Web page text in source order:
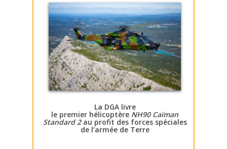
La DGA livre
le premier hélicoptère NH90 Caïman
Standard 2au profit des forces spéciales
de l’armée de Terre